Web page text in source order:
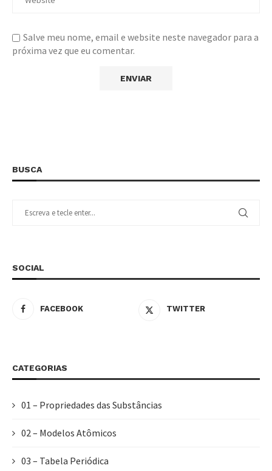
Salve meu nome, email e website neste navegador para a
próxima vez que eu comentar.
BUSCA
SOCIAL
FACEBOOK TWITTER
CATEGORIAS
01 – Propriedades das Substâncias
02 – Modelos Atômicos
03 – Tabela Periódica